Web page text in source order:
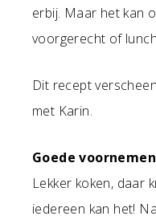
erbij. Maar het kan
voorgerecht of
Dit recept
met Karin.
Goede
Lekker koken, daar
iedereen kan het!